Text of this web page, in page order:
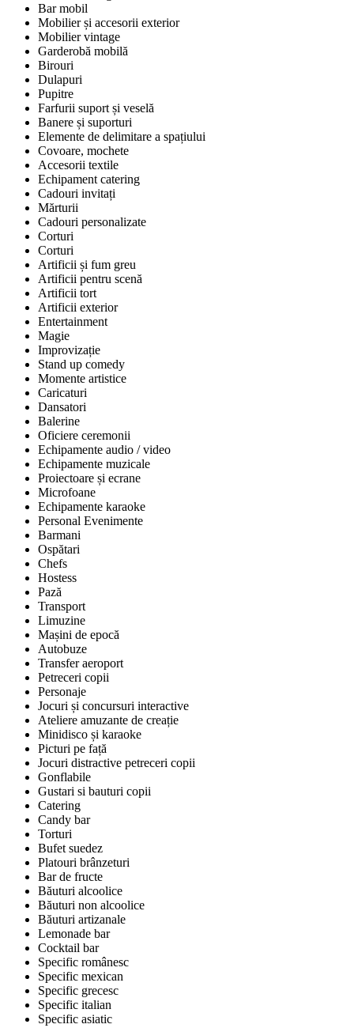
Bar mobil
Mobilier și accesorii exterior
Mobilier vintage
Garderobă mobilă
Birouri
Dulapuri
Pupitre
Farfurii suport și veselă
Banere și suporturi
Elemente de delimitare a spațiului
Covoare, mochete
Accesorii textile
Echipament catering
Cadouri invitați
Mărturii
Cadouri personalizate
Corturi
Corturi
Artificii și fum greu
Artificii pentru scenă
Artificii tort
Artificii exterior
Entertainment
Magie
Improvizație
Stand up comedy
Momente artistice
Caricaturi
Dansatori
Balerine
Oficiere ceremonii
Echipamente audio / video
Echipamente muzicale
Proiectoare și ecrane
Microfoane
Echipamente karaoke
Personal Evenimente
Barmani
Ospătari
Chefs
Hostess
Pază
Transport
Limuzine
Mașini de epocă
Autobuze
Transfer aeroport
Petreceri copii
Personaje
Jocuri și concursuri interactive
Ateliere amuzante de creație
Minidisco și karaoke
Picturi pe față
Jocuri distractive petreceri copii
Gonflabile
Gustari si bauturi copii
Catering
Candy bar
Torturi
Bufet suedez
Platouri brânzeturi
Bar de fructe
Băuturi alcoolice
Băuturi non alcoolice
Băuturi artizanale
Lemonade bar
Cocktail bar
Specific românesc
Specific mexican
Specific grecesc
Specific italian
Specific asiatic